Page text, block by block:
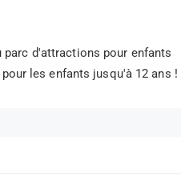
parc d'attractions pour enfants
les enfants jusqu'à 12 ans !